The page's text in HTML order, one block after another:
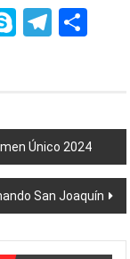
Skype
Único 2024
San Joaquín